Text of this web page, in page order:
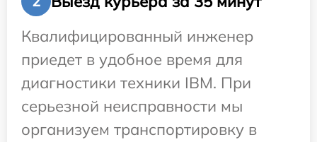
Квалифицированный инженер
приедет в удобное время для
диагностики техники IBM. При
серьезной неисправности мы
организуем транспортировку в